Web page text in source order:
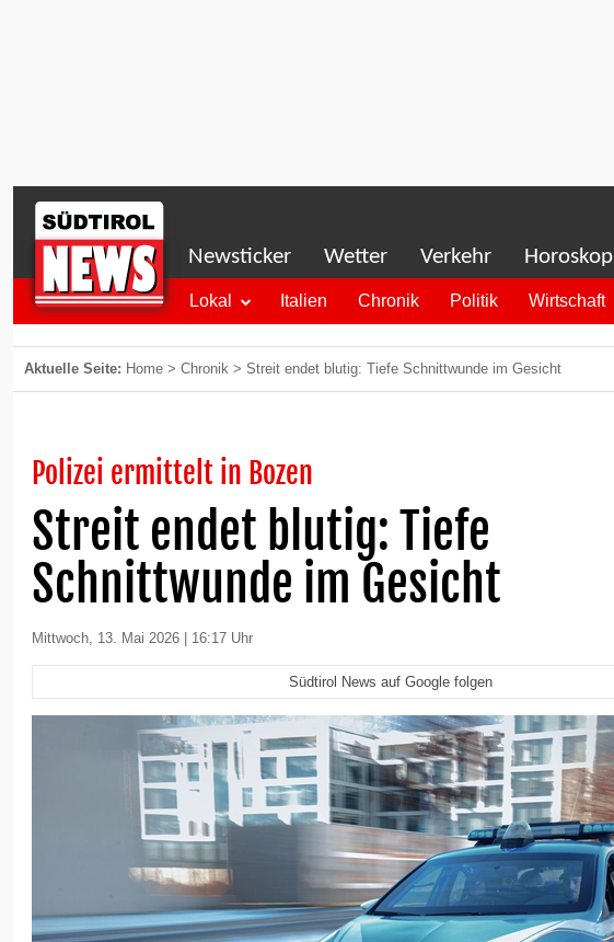
Newsticker Wetter Verkehr Horoskop
Lokal Italien Chronik Politik Wirtschaft
Aktuelle Seite: Home > Chronik > Streit endet blutig: Tiefe Schnittwunde im Gesicht
Polizei ermittelt in Bozen
Streit endet blutig: Tiefe
Schnittwunde im Gesicht
Mittwoch, 13. Mai 2026 | 16:17 Uhr
Südtirol News auf Google folgen